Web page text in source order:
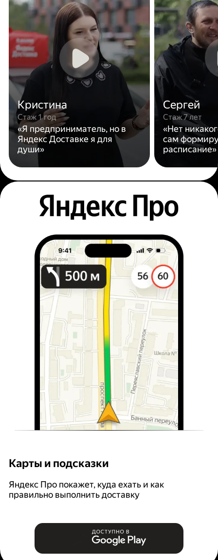
Кристина
Стаж 1 год
«Я предприниматель, но в
Яндекс Доставке я для
души»
Сергей
Стаж 7 лет
«Нет
сам
расписание»
Карты и подсказки
Яндекс Про покажет, куда ехать и как
правильно выполнить доставку